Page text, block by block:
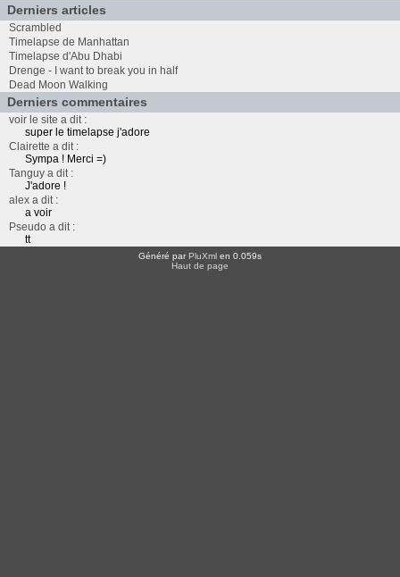
Derniers articles
Scrambled
Timelapse de Manhattan
Timelapse d'Abu Dhabi
Drenge - I want to break you in half
Dead Moon Walking
Derniers commentaires
voir le site a dit :
super le timelapse j'adore
Clairette a dit :
Sympa ! Merci =)
Tanguy a dit :
J'adore !
alex a dit :
a voir
Pseudo a dit :
tt
Généré parPluXml en 0.059s
Haut de page